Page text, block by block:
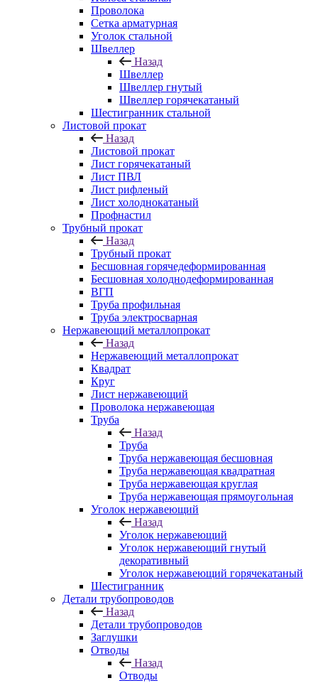
Проволока
Сетка арматурная
Уголок стальной
Швеллер
Назад
Швеллер
Швеллер гнутый
Швеллер горячекатаный
Шестигранник стальной
Листовой прокат
Назад
Листовой прокат
Лист горячекатаный
Лист ПВЛ
Лист рифленый
Лист холоднокатаный
Профнастил
Трубный прокат
Назад
Трубный прокат
Бесшовная горячедеформированная
Бесшовная холоднодеформированная
ВГП
Труба профильная
Труба электросварная
Нержавеющий металлопрокат
Назад
Нержавеющий металлопрокат
Квадрат
Круг
Лист нержавеющий
Проволока нержавеющая
Труба
Назад
Труба
Труба нержавеющая бесшовная
Труба нержавеющая квадратная
Труба нержавеющая круглая
Труба нержавеющая прямоугольная
Уголок нержавеющий
Назад
Уголок нержавеющий
Уголок нержавеющий гнутый
декоративный
Уголок нержавеющий горячекатаный
Шестигранник
Детали трубопроводов
Назад
Детали трубопроводов
Заглушки
Отводы
Назад
Отводы